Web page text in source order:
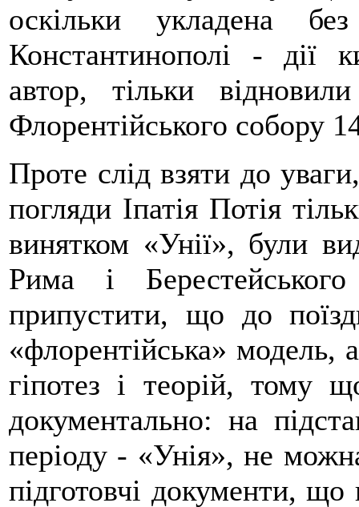
оскільки укладена
Константинополі - дії
автор, тільки
Флорентійського собору
Проте слід взяти до
погляди Іпатія Потія
винятком «Унії», були
Рима і
припустити, що до
«флорентійська» модель,
гіпотез і теорій, тому
документально: на
періоду - «Унія», не
підготовчі документи, що